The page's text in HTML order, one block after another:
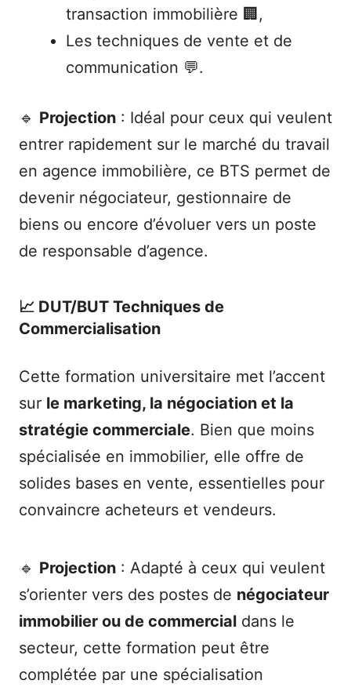
transaction immobilière 🏢,
Les techniques de vente et de
communication 💬.
🔹 Projection : Idéal pour ceux qui veulent
entrer rapidement sur le marché du travail
en agence immobilière, ce BTS permet de
devenir négociateur, gestionnaire de
biens ou encore d’évoluer vers un poste
de responsable d’agence.
📈 DUT/BUT Techniques de
Commercialisation
Cette formation universitaire met l’accent
sur le marketing, la négociation et la
stratégie commerciale. Bien que moins
spécialisée en immobilier, elle offre de
solides bases en vente, essentielles pour
convaincre acheteurs et vendeurs.
🔹 Projection : Adapté à ceux qui veulent
s’orienter vers des postes de négociateur
immobilier ou de commercial dans le
secteur, cette formation peut être
complétée par une spécialisation